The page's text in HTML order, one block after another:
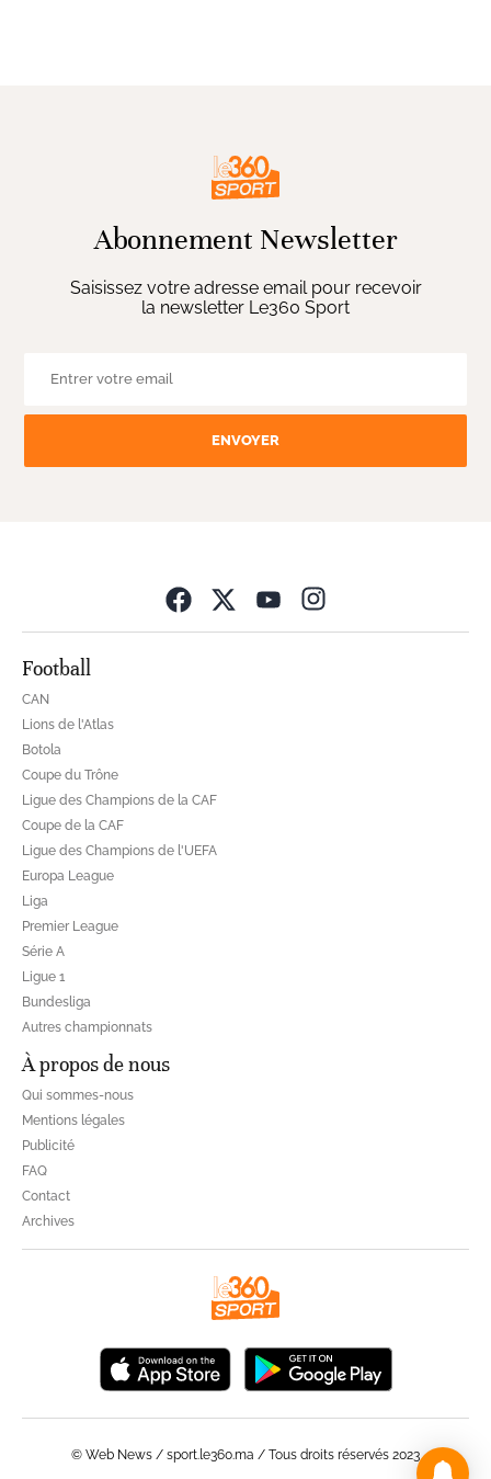
Abonnement Newsletter
Saisissez votre adresse email pour recevoir
la newsletter Le360 Sport
ENVOYER
Football
CAN
Lions de l'Atlas
Botola
Coupe du Trône
Ligue des Champions de la CAF
Coupe de la CAF
Ligue des Champions de l'UEFA
Europa League
Liga
Premier League
Série A
Ligue 1
Bundesliga
Autres championnats
À propos de nous
Qui sommes-nous
Mentions légales
Publicité
FAQ
Contact
Archives
© Web News / sport.le360.ma / Tous droits réservés 2023